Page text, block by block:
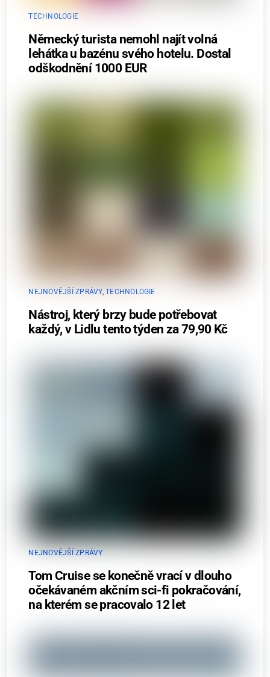
TECHNOLOGIE
Německý turista nemohl najít volná
lehátka u bazénu svého hotelu. Dostal
odškodnění 1000 EUR
NEJNOVĚJŠÍ ZPRÁVY,TECHNOLOGIE
Nástroj, který brzy bude potřebovat
každý, v Lidlu tento týden za 79,90 Kč
NEJNOVĚJŠÍ ZPRÁVY
Tom Cruise se konečně vrací v dlouho
očekávaném akčním sci-fi pokračování,
na kterém se pracovalo 12 let